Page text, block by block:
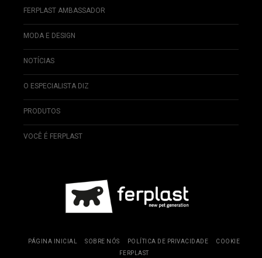
FERPLAST AMBASSADOR
MODA E DESIGN
NOTÍCIAS
O ESPECIALISTA DIZ
PRODUTOS
VOCÊ É FERPLAST
PÁGINA INICIAL SOBRE NÓS POLÍTICA DE PRIVACIDADE
COOKIE
FERPLAST